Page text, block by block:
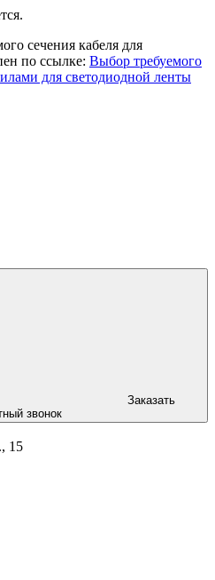
сечения кабеля для
по ссылке: Выбор требуемого
для светодиодной ленты
Заказать
звонок
15